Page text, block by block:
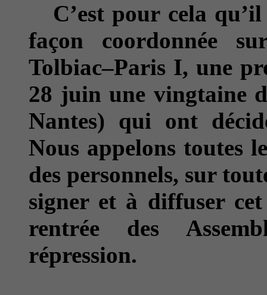
C’est pour cela
façon coordonnée
Tolbiac–Paris I, une
28 juin une vingtaine
Nantes) qui ont
Nous appelons toutes
des personnels, sur
signer et à diffuser
rentrée des
répression.